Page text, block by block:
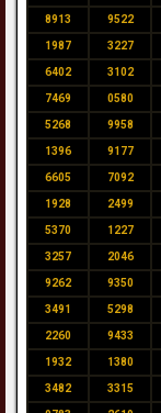
8913 9522
1987 3227
6402 3102
7469 0580
5268 9958
1396 9177
6605 7092
1928 2499
5370 1227
3257 2046
9262 9350
3491 5298
2260 9433
1932 1380
3482 3315